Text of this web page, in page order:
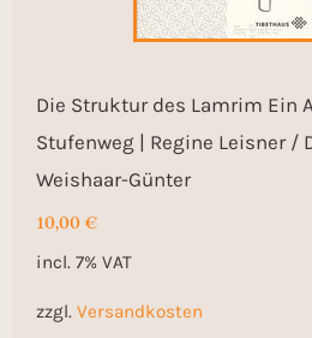
Die Struktur des Lamrim Ein
Stufenweg | Regine Leisner /
Weishaar-Günter
10,00€
incl. 7% VAT
zzgl. Versandkosten